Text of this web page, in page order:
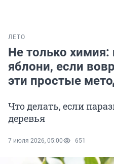
ЛЕТО
Не только химия:
яблони, если
эти простые
Что делать, если
деревья
7 июля 2026, 05:00 651